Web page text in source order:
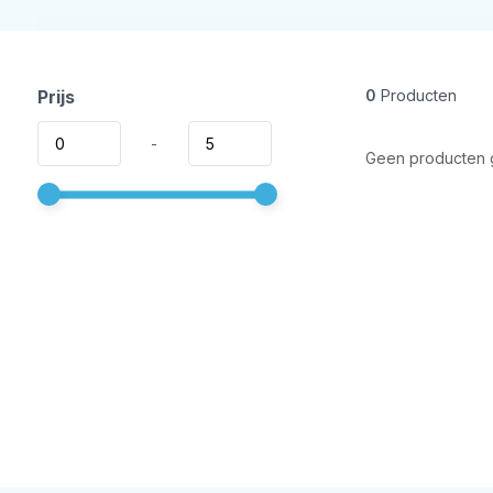
Prijs
-
0 Producten
Geen producten